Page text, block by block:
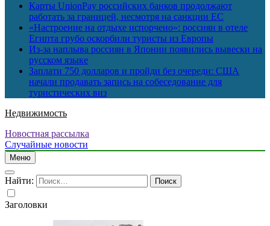
Карты UnionPay российских банков продолжают
работать за границей, несмотря на санкции ЕС
«Настроение на отдыхе испорчено»: россиян в отеле
Египта грубо оскорбили туристы из Европы
Из-за наплыва россиян в Японии появились вывески на
русском языке
Заплати 750 долларов и пройди без очереди: США
начали продавать запись на собеседование для
туристических виз
Недвижимость
Новостная рассылка
Случайные новости
Меню
Найти:
Заголовки